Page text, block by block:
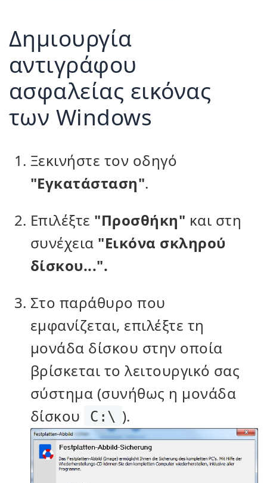
Δημιουργία
αντιγράφου
ασφαλείας εικόνας
των Windows
Ξεκινήστε τον οδηγό
"Εγκατάσταση".
Επιλέξτε "Προσθήκη" και στη
συνέχεια "Εικόνα σκληρού
δίσκου...".
Στο παράθυρο που
εμφανίζεται, επιλέξτε τη
μονάδα δίσκου στην οποία
βρίσκεται το λειτουργικό σας
σύστημα (συνήθως η μονάδα
δίσκου
C:\ ).